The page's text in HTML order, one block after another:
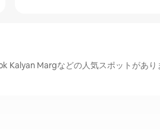
Kalyan Margなどの人気スポットがあり